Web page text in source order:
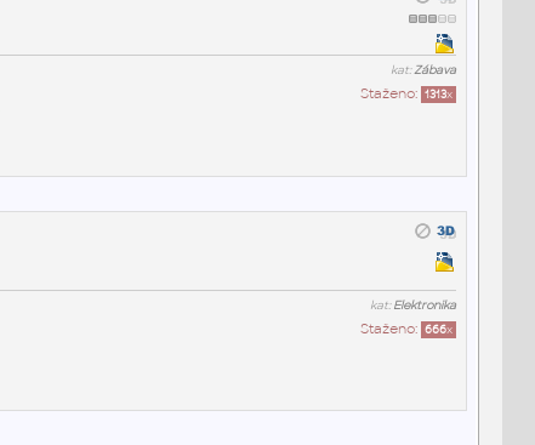
kat:Zábava
Staženo: 1313x
kat:Elektronika
Staženo: 666x